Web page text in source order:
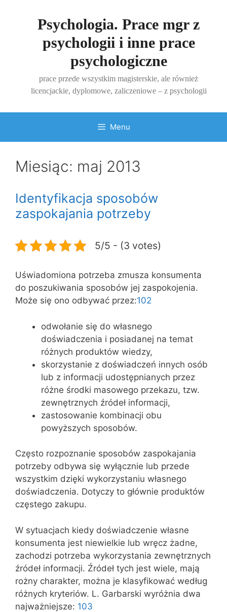
Psychologia. Prace mgr z
psychologii i inne prace
psychologiczne
prace przede wszystkim magisterskie, ale również
licencjackie, dyplomowe, zaliczeniowe – z psychologii
Menu
Miesiąc: maj 2013
Identyfikacja sposobów
zaspokajania potrzeby
5/5 - (3 votes)
Uświadomiona potrzeba zmusza konsumenta
do poszukiwania sposobów jej zaspokojenia.
Może się ono odbywać przez:102
odwołanie się do własnego
doświadczenia i posiadanej na temat
różnych produktów wiedzy,
skorzystanie z doświadczeń innych osób
lub z informacji udostępnianych przez
różne środki masowego przekazu, tzw.
zewnętrznych źródeł informacji,
zastosowanie kombinacji obu
powyższych sposobów.
Często rozpoznanie sposobów zaspokajania
potrzeby odbywa się wyłącznie lub przede
wszystkim dzięki wykorzystaniu własnego
doświadczenia. Dotyczy to głównie produktów
częstego zakupu.
W sytuacjach kiedy doświadczenie własne
konsumenta jest niewielkie lub wręcz żadne,
zachodzi potrzeba wykorzystania zewnętrznych
źródeł informacji. Źródeł tych jest wiele, mają
rożny charakter, można je klasyfikować według
różnych kryteriów. L. Garbarski wyróżnia dwa
najważniejsze: 103